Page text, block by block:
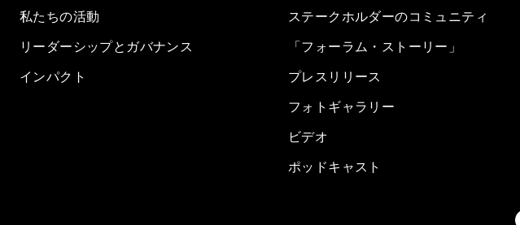
私たちの活動
リーダーシップとガバナンス
インパクト
ステークホルダーのコミュニティ
「フォーラム・ストーリー」
プレスリリース
フォトギャラリー
ビデオ
ポッドキャスト